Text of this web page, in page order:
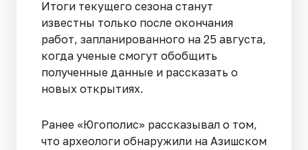
Итоги текущего сезона станут
известны только после окончания
работ, запланированного на 25 августа,
когда ученые смогут обобщить
полученные данные и рассказать о
новых открытиях.
Ранее «Югополис» рассказывал о том,
что археологи обнаружили на Азишском